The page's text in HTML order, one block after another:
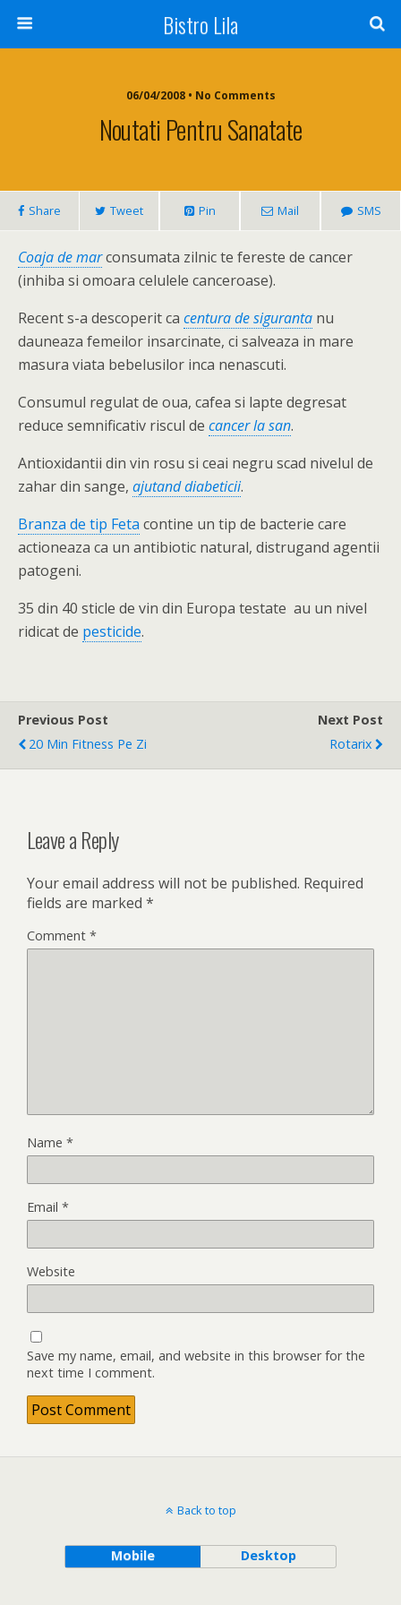
Bistro Lila
06/04/2008 • No Comments
Noutati Pentru Sanatate
Share Tweet Pin Mail SMS
Coaja de marconsumata zilnic te fereste de cancer
(inhiba si omoara celulele canceroase).
Recent s-a descoperit ca centura de siguranta nu
dauneaza femeilor insarcinate, ci salveaza in mare
masura viata bebelusilor inca nenascuti.
Consumul regulat de oua, cafea si lapte degresat
reduce semnificativ riscul de cancer la san.
Antioxidantii din vin rosu si ceai negru scad nivelul de
zahar din sange, ajutand diabeticii.
Branza de tip Feta contine un tip de bacterie care
actioneaza ca un antibiotic natural, distrugand agentii
patogeni.
35 din 40 sticle de vin din Europa testate au un nivel
ridicat de pesticide.
Previous Post
20 Min Fitness Pe Zi
Next Post
Rotarix
Leave a Reply
Your email address will not be published. Required
fields are marked *
Comment *
Name *
Email *
Website
Save my name, email, and website in this browser for the
next time I comment.
Back to top
Mobile Desktop